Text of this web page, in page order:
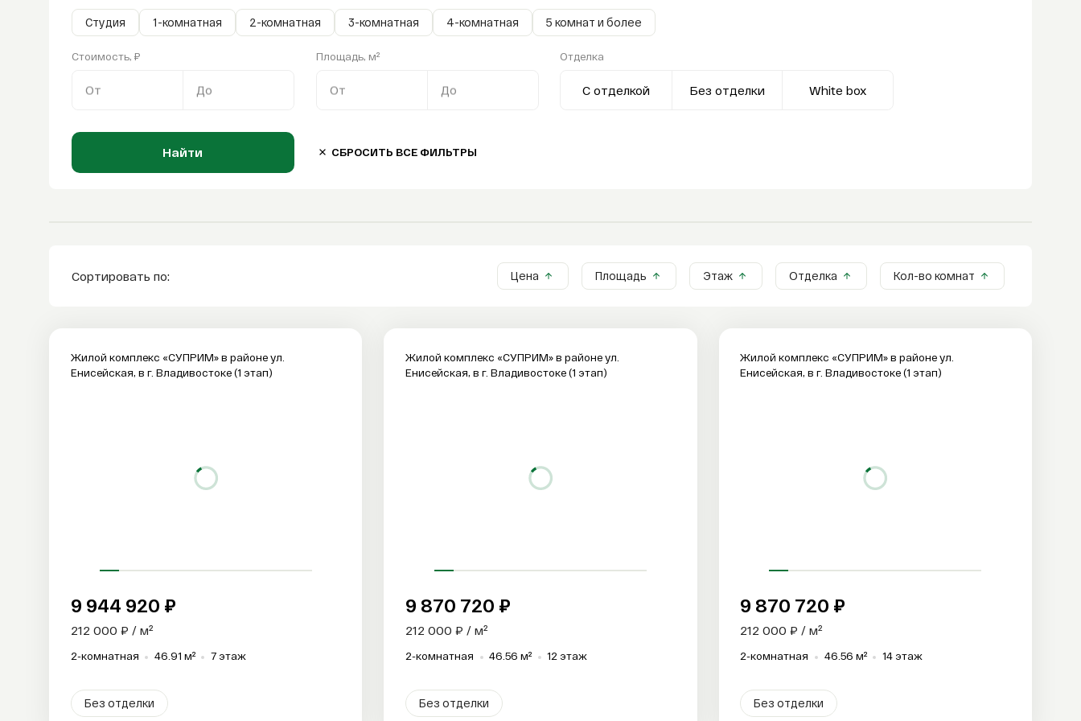
Студия 1-комнатная 2-комнатная 3-комнатная 4-комнатная 5 комнат и более
Стоимость, ₽
От До
Площадь, м²
От До
Отделка
С отделкой Без отделки White box
Найти СБРОСИТЬ ВСЕ ФИЛЬТРЫ
Сортировать по: Цена Площадь Этаж Отделка Кол-во комнат
Жилой комплекс «СУПРИМ» в районе ул.
Енисейская, в г. Владивостоке (1 этап)
9 944 920 ₽
212 000 ₽ / м²
2-комнатная 46.91 м² 7 этаж
Без отделки
Жилой комплекс «СУПРИМ» в районе ул.
Енисейская, в г. Владивостоке (1 этап)
9 870 720 ₽
212 000 ₽ / м²
2-комнатная 46.56 м² 12 этаж
Без отделки
Жилой комплекс «СУПРИМ» в районе ул.
Енисейская, в г. Владивостоке (1 этап)
9 870 720 ₽
212 000 ₽ / м²
2-комнатная 46.56 м² 14 этаж
Без отделки